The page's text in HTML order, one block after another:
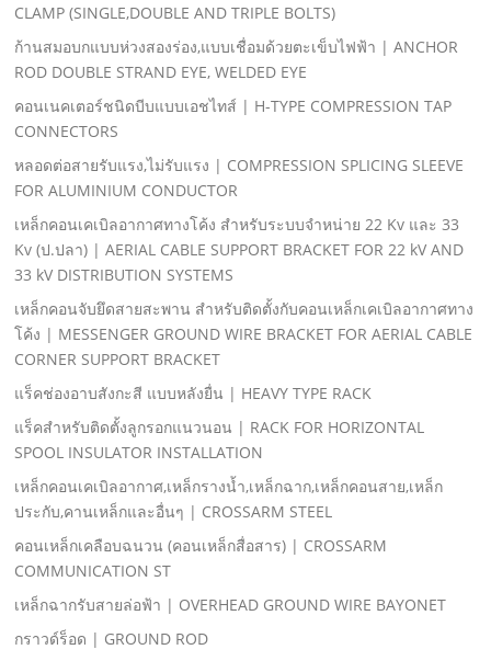
CLAMP (SINGLE,DOUBLE AND TRIPLE BOLTS)
ก้านสมอบกแบบห่วงสองร่อง,แบบเชื่อมด้วยตะเข็บไฟฟ้า | ANCHOR
ROD DOUBLE STRAND EYE, WELDED EYE
คอนเนคเตอร์ชนิดบีบแบบเอชไทส์ | H-TYPE COMPRESSION TAP
CONNECTORS
หลอดต่อสายรับแรง,ไม่รับแรง | COMPRESSION SPLICING SLEEVE
FOR ALUMINIUM CONDUCTOR
เหล็กคอนเคเบิลอากาศทางโค้ง สําหรับระบบจําหน่าย 22 Kv และ 33
Kv (ป.ปลา) | AERIAL CABLE SUPPORT BRACKET FOR 22 kV AND
33 kV DISTRIBUTION SYSTEMS
เหล็กคอนจับยึดสายสะพาน สําหรับติดตั้งกับคอนเหล็กเคเบิลอากาศทาง
โค้ง | MESSENGER GROUND WIRE BRACKET FOR AERIAL CABLE
CORNER SUPPORT BRACKET
แร็คช่องอาบสังกะสี แบบหลังยื่น | HEAVY TYPE RACK
แร็คสําหรับติดตั้งลูกรอกแนวนอน | RACK FOR HORIZONTAL
SPOOL INSULATOR INSTALLATION
เหล็กคอนเคเบิลอากาศ,เหล็กรางนํ้า,เหล็กฉาก,เหล็กคอนสาย,เหล็ก
ประกับ,คานเหล็กและอื่นๆ | CROSSARM STEEL
คอนเหล็กเคลือบฉนวน (คอนเหล็กสื่อสาร) | CROSSARM
COMMUNICATION ST
เหล็กฉากรับสายล่อฟ้า | OVERHEAD GROUND WIRE BAYONET
กราวด์ร็อด | GROUND ROD